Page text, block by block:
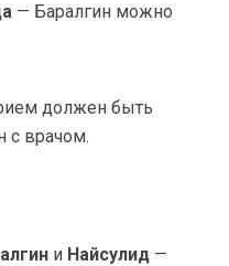
— Баралгин можно
должен быть
с врачом.
и Найсулид —